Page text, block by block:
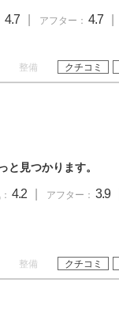
4.7 アフター： 4.7
整備 クチコミ
見つかります。
4.2 アフター： 3.9
整備 クチコミ